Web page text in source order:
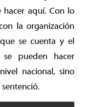
hacer aquí. Con lo
la organización
se cuenta y el
pueden hacer
nacional, sino